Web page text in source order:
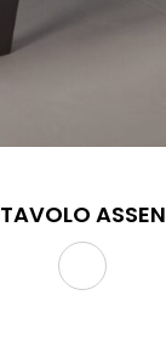
TAVOLO ASSEN